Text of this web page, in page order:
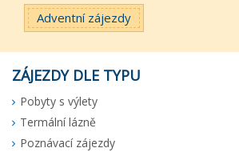
Adventní zájezdy
ZÁJEZDY DLE TYPU
Pobyty s výlety
Termální lázně
Poznávací zájezdy